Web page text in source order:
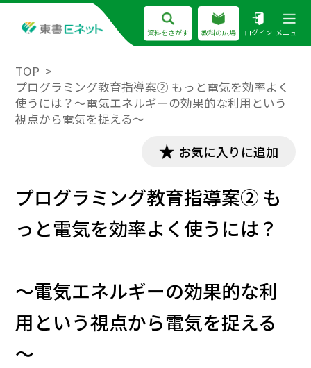
資料をさがす 教科の広場 ログイン メニュー
TOP
プログラミング教育指導案② もっと電気を効率よく
使うには？～電気エネルギーの効果的な利用という
視点から電気を捉える～
お気に入りに追加
プログラミング教育指導案② も
っと電気を効率よく使うには？
～電気エネルギーの効果的な利
用という視点から電気を捉える
～